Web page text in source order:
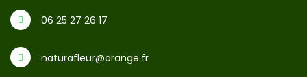
06 25 27 26 17
naturafleur@orange.fr